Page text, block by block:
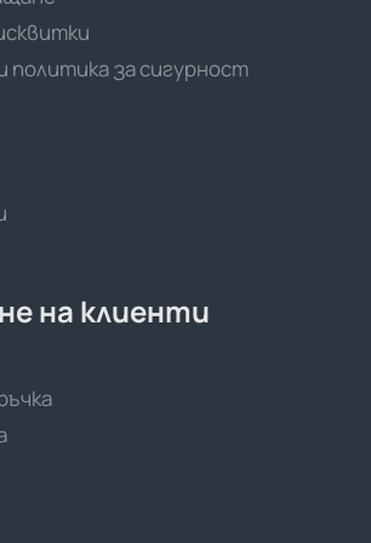
политика за сигурност
на клиенти